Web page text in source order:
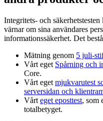
Integritets- och
värnar om sina användares
informations­säkerhet. Det
Mätning genom 5 juli-
Vårt eget Spårning och
Core.
Vårt eget mjukvarutest
serversidan och
Vårt eget eposttest, som
totalbetyget.